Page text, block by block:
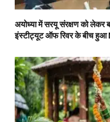
अयोध्या में सरयू संरक्षण को लेकर
इंस्टीट्यूट ऑफ रिवर के बीच हुआ